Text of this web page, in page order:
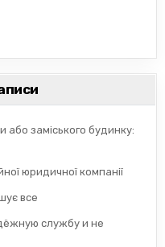
або заміського будинку:
юридичної компанії
все
службу и не